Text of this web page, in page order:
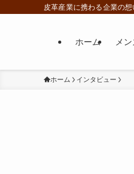
皮革産業に携わる企業の
ホーム メ
ホーム インタビュー